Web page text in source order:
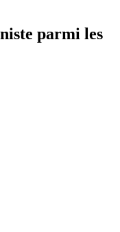
parmi les